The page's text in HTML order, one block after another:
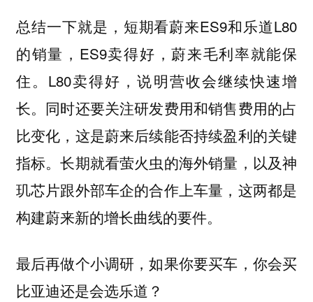
总结一下就是，短期看蔚来ES9和乐道L80
的销量，ES9卖得好，蔚来毛利率就能保
住。L80卖得好，说明营收会继续快速增
长。同时还要关注研发费用和销售费用的占
比变化，这是蔚来后续能否持续盈利的关键
指标。长期就看萤火虫的海外销量，以及神
玑芯片跟外部车企的合作上车量，这两都是
构建蔚来新的增长曲线的要件。
最后再做个小调研，如果你要买车，你会买
比亚迪还是会选乐道？